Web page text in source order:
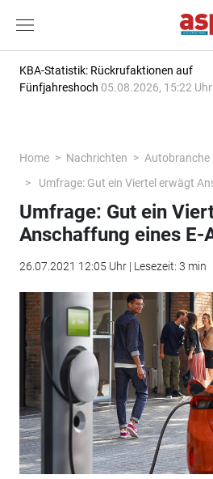
KBA-Statistik: Rückrufaktionen auf
Fünfjahreshoch 05.08.2026, 15:22 Uhr
Home Nachrichten
Autobranche
Umfrage: Gut ein Viertel erwägt
Umfrage: Gut ein
Anschaffung eines E-
26.07.2021 12:05 Uhr | Lesezeit: 3 min